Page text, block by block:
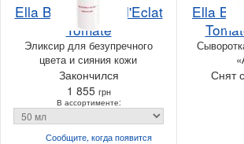
Ella Bache Elixir d'Eclat
Tomate
Эликсир для безупречного
цвета и сияния кожи
Закончился
1 855 грн
В ассортименте:
Сообщите, когдапоявится
Ella
Снят